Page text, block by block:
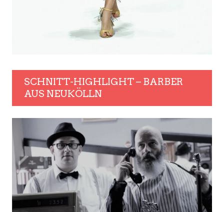
SCHNITT-HIGHLIGHT – BARBER
AUS NEUKÖLLN